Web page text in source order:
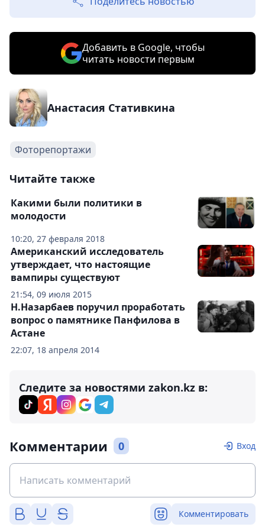
Добавить в Google, чтобы
читать новости первым
Анастасия Стативкина
Фоторепортажи
Читайте также
10:20, 27 февраля 2018
Какими были политики в
молодости
21:54, 09 июля 2015
Американский исследователь
утверждает, что настоящие
вампиры существуют
22:07, 18 апреля 2014
Н.Назарбаев поручил проработать
вопрос о памятнике Панфилова в
Астане
Следите за новостями zakon.kz в:
Комментарии 0 Вход
Комментировать